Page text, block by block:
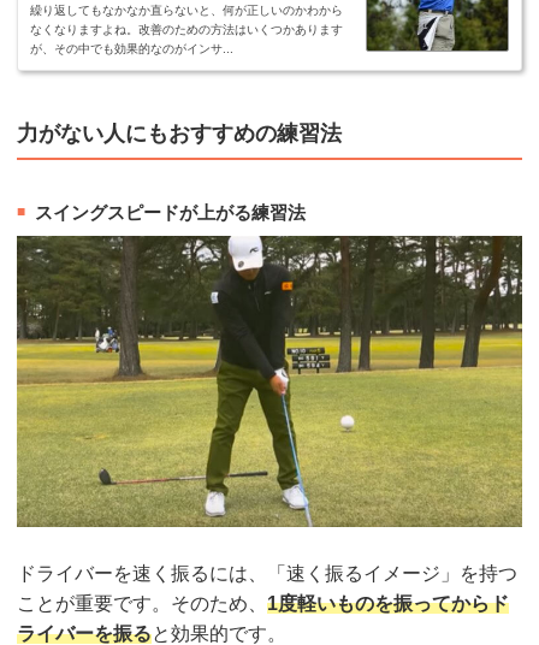
繰り返してもなかなか直らないと、何が正しいのかわから
なくなりますよね。改善のための方法はいくつかあります
が、その中でも効果的なのがインサ...
力がない人にもおすすめの練習法
スイングスピードが上がる練習法
ドライバーを速く振るには、「速く振るイメージ」を持つ
ことが重要です。そのため、 1度軽いものを振ってからド
ライバーを振ると効果的です。